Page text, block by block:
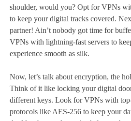
shoulder, would you? Opt for VPNs
to keep your digital tracks covered.
partner! Ain’t nobody got time for
VPNs with lightning-fast servers to
experience smooth as silk.
Now, let’s talk about encryption, the
Think of it like locking your digital
different keys. Look for VPNs with
protocols like AES-256 to keep your